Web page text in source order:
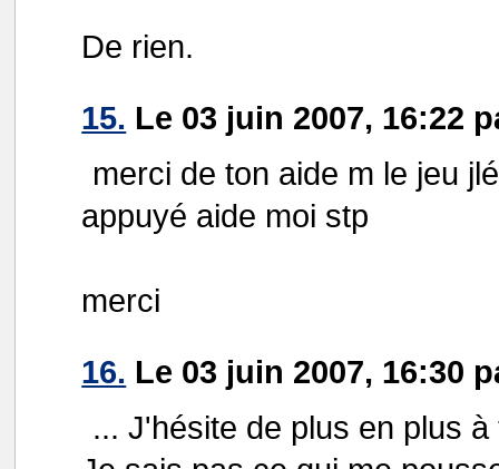
De rien.
15. Le 03 juin 2007, 16:22
merci de ton aide m le jeu
appuyé aide moi stp
merci
16. Le 03 juin 2007, 16:30
... J'hésite de plus en plus